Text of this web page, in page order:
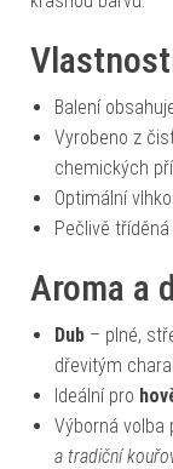
Balení
Vyrobeno z
chemických
Optimální
Pečlivě
Aroma a
Dub – plné,
dřevitým
Ideální pro
Výborná volba
a tradiční